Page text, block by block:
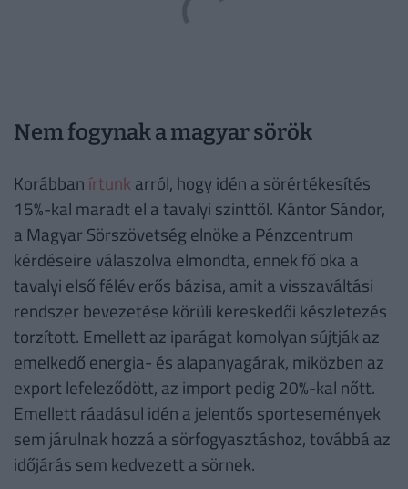
Nem fogynak a magyar sörök
Korábban írtunk arról, hogy idén a sörértékesítés
15%-kal maradt el a tavalyi szinttől. Kántor Sándor,
a Magyar Sörszövetség elnöke a Pénzcentrum
kérdéseire válaszolva elmondta, ennek fő oka a
tavalyi első félév erős bázisa, amit a visszaváltási
rendszer bevezetése körüli kereskedői készletezés
torzított. Emellett az iparágat komolyan sújtják az
emelkedő energia- és alapanyagárak, miközben az
export lefeleződött, az import pedig 20%-kal nőtt.
Emellett ráadásul idén a jelentős sportesemények
sem járulnak hozzá a sörfogyasztáshoz, továbbá az
időjárás sem kedvezett a sörnek.